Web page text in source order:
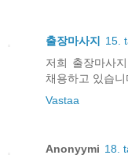
출장마사지
15.
저희 출장마사
채용하고 있습니
Vastaa
Anonyymi 18.